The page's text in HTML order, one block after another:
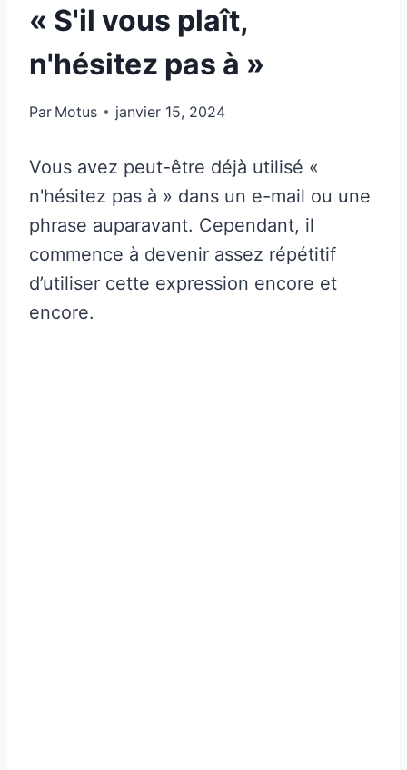
« S'il vous plaît,
n'hésitez pas à »
Par Motus janvier 15, 2024
Vous avez peut-être déjà utilisé «
n'hésitez pas à » dans un e-mail ou une
phrase auparavant. Cependant, il
commence à devenir assez répétitif
d’utiliser cette expression encore et
encore.